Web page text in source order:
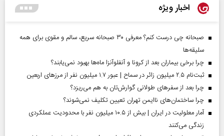
اخبار ویژه
صبحانه چی درست کنم؟ معرفی ۳۰ صبحانه سریع، سالم و مقوی برای همه
سلیقه‌ها
چرا برخی بیماران بعد از کرونا و آنفلوآنزا ماه‌ها بهبود نمی‌یابند؟
ثبت‌نام ۲.۵ میلیون زائر در سماح | عبور ۱.۷ میلیون نفر از مرز‌های اربعین
چرا بعد از سفرهای طولانی گوارش‌تان به هم می‌ریزد؟
چرا ساختمان‌های ناایمن تهران تعیین تکلیف نمی‌شوند؟
آمار معلولیت در ایران | بیش از ۱۰.۵ میلیون نفر با محدودیت عملکردی
زندگی می‌کنند